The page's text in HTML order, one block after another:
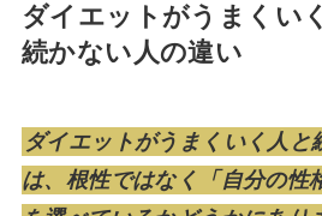
ダイエットがうまくい
続かない人の違い
ダイエットがうまくいく人と
は、根性ではなく「自分の性